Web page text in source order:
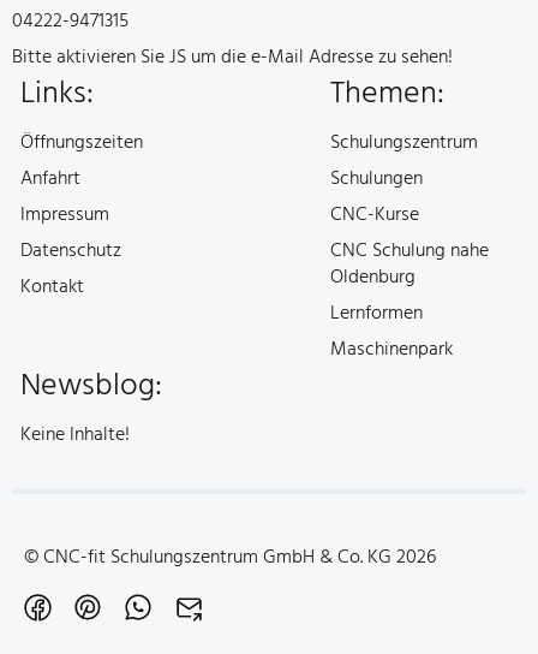
Telefon:
04222-9471315
e-Mail:
Bitte aktivieren Sie JS um die e-Mail Adresse zu sehen!
Links:
Öffnungszeiten
Anfahrt
Impressum
Datenschutz
Kontakt
Themen:
Schulungszentrum
Schulungen
CNC-Kurse
CNC Schulung nahe
Oldenburg
Lernformen
Maschinenpark
Newsblog:
Keine Inhalte!
© CNC-fit Schulungszentrum GmbH & Co. KG 2026